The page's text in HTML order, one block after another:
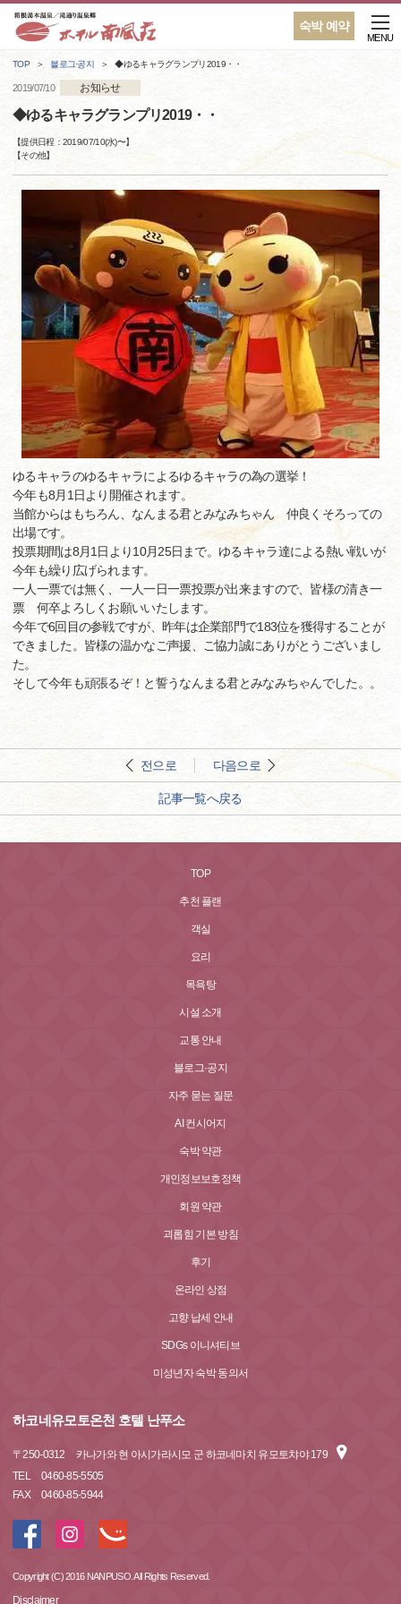
숙박 예약
MENU
TOP 블로그·공지 ◆ゆるキャラグランプリ2019・・
2019/07/10 お知らせ
◆ゆるキャラグランプリ2019・・
【提供日程：2019/07/10(水)〜】
【その他】
ゆるキャラのゆるキャラによるゆるキャラの為の選挙！
今年も8月1日より開催されます。
当館からはもちろん、なんまる君とみなみちゃん 仲良くそろっての
出場です。
投票期間は8月1日より10月25日まで。ゆるキャラ達による熱い戦いが
今年も繰り広げられます。
一人一票では無く、一人一日一票投票が出来ますので、皆様の清き一
票 何卒よろしくお願いいたします。
今年で6回目の参戦ですが、昨年は企業部門で183位を獲得することが
できました。皆様の温かなご声援、ご協力誠にありがとうございまし
た。
そして今年も頑張るぞ！と誓うなんまる君とみなみちゃんでした。。
전으로 다음으로
記事一覧へ戻る
TOP
추천 플랜
객실
요리
목욕탕
시설 소개
교통 안내
블로그·공지
자주 묻는 질문
AI 컨시어지
숙박 약관
개인정보보호정책
회원 약관
괴롭힘 기본 방침
후기
온라인 상점
고향 납세 안내
SDGs 이니셔티브
미성년자 숙박 동의서
하코네유모토온천 호텔 난푸소
〒250-0312
카나가와 현 아시가라시모 군 하코네마치 유모토챠야 179
TEL
0460-85-5505
FAX
0460-85-5944
Copyright (C) 2016 NANPUSO. All Rights Reserved.
Disclaimer